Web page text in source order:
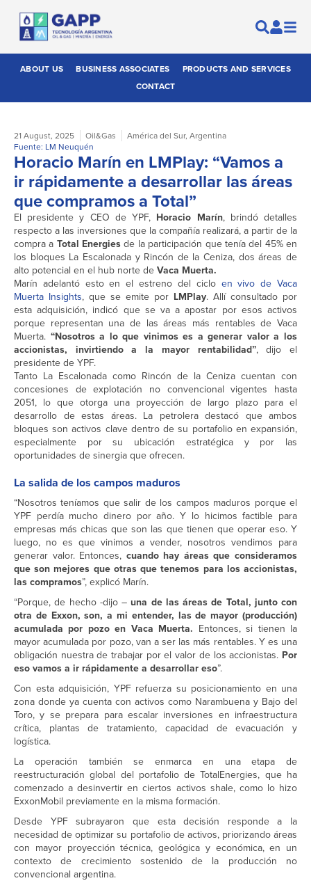
ABOUT US BUSINESS ASSOCIATES
PRODUCTS AND SERVICES
CONTACT
21 August, 2025 Oil&Gas América del Sur, Argentina
Fuente: LM Neuquén
Horacio Marín en LMPlay: “Vamos a
ir rápidamente a desarrollar las áreas
que compramos a Total”
El presidente y CEO de YPF, Horacio Marín, brindó detalles
respecto a las inversiones que la compañía realizará, a partir de la
compra a Total Energiesde la participación que tenía del 45% en
los bloques La Escalonada y Rincón de la Ceniza, dos áreas de
alto potencial en el hub norte deVaca Muerta.
Marín adelantó esto en el estreno del ciclo en vivo de Vaca
Muerta Insights, que se emite por LMPlay. Allí consultado por
esta adquisición, indicó que se va a apostar por esos activos
porque representan una de las áreas más rentables de Vaca
Muerta. “Nosotros a lo que vinimos es a generar valor a los
accionistas, invirtiendo a la mayor rentabilidad”, dijo el
presidente de YPF.
Tanto La Escalonada como Rincón de la Ceniza cuentan con
concesiones de explotación no convencional vigentes hasta
2051, lo que otorga una proyección de largo plazo para el
desarrollo de estas áreas. La petrolera destacó que ambos
bloques son activos clave dentro de su portafolio en expansión,
especialmente por su ubicación estratégica y por las
oportunidades de sinergia que ofrecen.
La salida de los campos maduros
“Nosotros teníamos que salir de los campos maduros porque el
YPF perdía mucho dinero por año. Y lo hicimos factible para
empresas más chicas que son las que tienen que operar eso. Y
luego, no es que vinimos a vender, nosotros vendimos para
generar valor. Entonces, cuando hay áreas que consideramos
que son mejores que otras que tenemos para los accionistas,
las compramos”, explicó Marín.
“Porque, de hecho -dijo – una de las áreas de Total, junto con
otra de Exxon, son, a mi entender, las de mayor (producción)
acumulada por pozo en Vaca Muerta. Entonces, si tienen la
mayor acumulada por pozo, van a ser las más rentables. Y es una
obligación nuestra de trabajar por el valor de los accionistas. Por
eso vamos a ir rápidamente a desarrollar eso”.
Con esta adquisición, YPF refuerza su posicionamiento en una
zona donde ya cuenta con activos como Narambuena y Bajo del
Toro, y se prepara para escalar inversiones en infraestructura
crítica, plantas de tratamiento, capacidad de evacuación y
logística.
La operación también se enmarca en una etapa de
reestructuración global del portafolio de TotalEnergies, que ha
comenzado a desinvertir en ciertos activos shale, como lo hizo
ExxonMobil previamente en la misma formación.
Desde YPF subrayaron que esta decisión responde a la
necesidad de optimizar su portafolio de activos, priorizando áreas
con mayor proyección técnica, geológica y económica, en un
contexto de crecimiento sostenido de la producción no
convencional argentina.